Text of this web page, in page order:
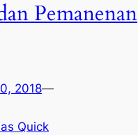
Pemanenan
2018—
Quick